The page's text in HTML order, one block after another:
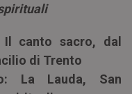
canto sacro, dal
di Trento
La Lauda, San